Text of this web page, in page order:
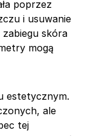
poprzez
i usuwanie
skóra
mogą
estetycznym.
ale
tej